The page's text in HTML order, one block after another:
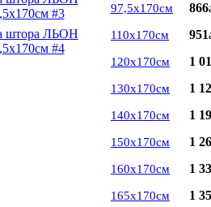
97,5х170см 866
110х170см 951
120х170см 1
130х170см 1
140х170см 1
150х170см 1
160х170см 1
165х170см 1